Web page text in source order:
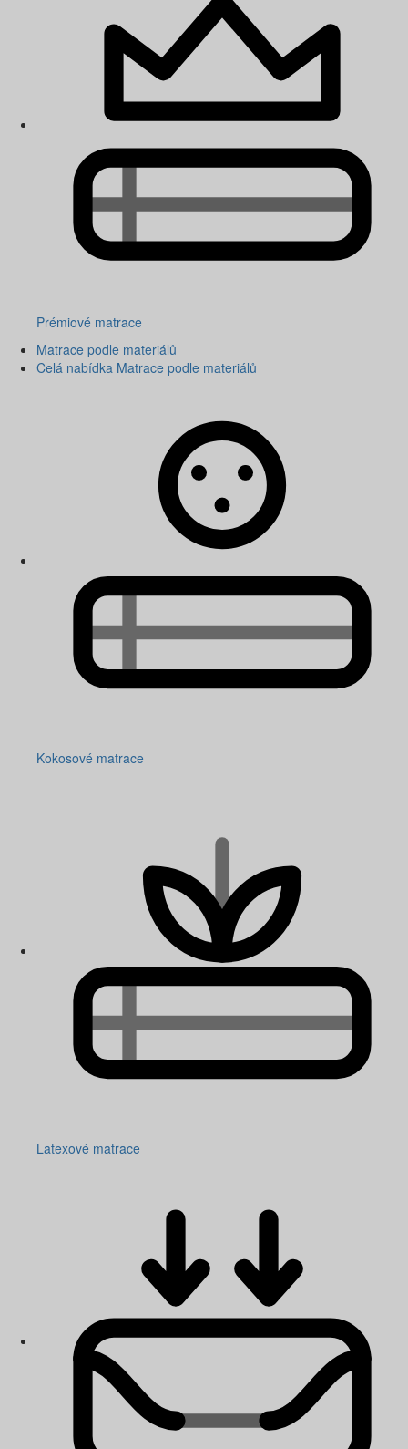
Prémiové matrace
Matrace podle materiálů
Celá nabídka Matrace podle materiálů
Kokosové matrace
Latexové matrace